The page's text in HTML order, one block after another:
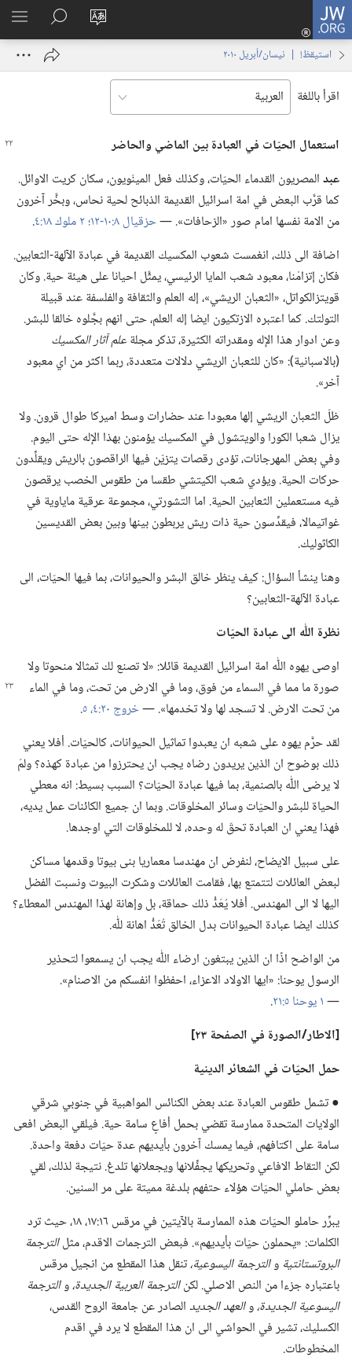
JW.ORG
تغيير
الموقع
تسجيل
الدخول
نافذة
البحث
في
JW.‎ORG
استيقظ‏!‏ | ‏‎نيسان/أبريل‏ ‏‎٢٠١٠‏
اقرأ باللغة
استعمال الحيّات في العبادة بين الماضي والحاضر
عبدالمصريون القدماء الحيّات،‏ وكذلك فعل المينَويون،‏ سكان كريت الاوائل.‏
كما قرَّب البعض في امة اسرائيل القديمة الذبائح لحية نحاس،‏ وبخَّر آخرون
من الامة نفسها امام صور «الزحافات».‏ —‏حزقيال ٨:‏١٠-‏١٢؛‏
‏.‏
اضافة الى ذلك،‏ انغمست شعوب المكسيك القديمة في عبادة الآلهة-‏الثعابين.‏
فكان إتزامْنا،‏ معبود شعب المايا الرئيسي،‏ يمثَّل احيانا على هيئة حية.‏ وكان
قويتزالكواتل،‏ «الثعبان الريشي»،‏ إله العلم والثقافة والفلسفة عند قبيلة
التولتك.‏ كما اعتبره الازتكيون ايضا إله العلم،‏ حتى انهم بجَّلوه خالقا للبشر.‏
وعن ادوار هذا الإله ومقدراته الكثيرة،‏ تذكر مجلةعلم آثار المكسيك
‏(‏بالاسبانية)‏:‏ «كان للثعبان الريشي دلالات متعددة،‏ ربما اكثر من اي معبود
آخر».‏
ظلّ الثعبان الريشي إلها معبودا عند حضارات وسط اميركا طوال قرون.‏ ولا
يزال شعبا الكورا والويتشول في المكسيك يؤمنون بهذا الإله حتى اليوم.‏
وفي بعض المهرجانات،‏ تؤدى رقصات يتزيّن فيها الراقصون بالريش ويقلِّدون
حركات الحية.‏ ويؤدي شعب الكيتشي طقسا من طقوس الخصب يرقصون
فيه مستعملين الثعابين الحية.‏ اما التشورتي،‏ مجموعة عرقية ماياوية في
غواتيمالا،‏ فيقدِّسون حية ذات ريش يربطون بينها وبين بعض القديسين
الكاثوليك.‏
وهنا ينشأ السؤال:‏ كيف ينظر خالق البشر والحيوانات،‏ بما فيها الحيّات،‏ الى
عبادة الآلهة-‏الثعابين؟‏
نظرة اللّٰه الى عبادة الحيّات
اوصى يهوه اللّٰه امة اسرائيل القديمة قائلا:‏ «لا تصنع لك تمثالا منحوتا ولا
صورة ما مما في السماء من فوق،‏وما في الارض من تحت،‏ وما في الماء
من تحت الارض.‏ لا تسجد لها ولا تخدمها».‏ —‏خروج ٢٠:‏٤،‏ ٥
‏.‏
لقد حرَّم يهوه على شعبه ان يعبدوا تماثيل الحيوانات،‏ كالحيّات.‏ أفلا يعني
ذلك بوضوح ان الذين يريدون رضاه يجب ان يحترزوا من عبادة كهذه؟‏ ولمَ
لا يرضى اللّٰه بالصنمية،‏ بما فيها عبادة الحيّات؟‏ السبب بسيط:‏ انه معطي
الحياة للبشر والحيّات وسائر المخلوقات.‏ وبما ان جميع الكائنات عمل يديه،‏
فهذا يعني ان العبادة تحقّ له وحده،‏ لا للمخلوقات التي اوجدها.‏
على سبيل الايضاح،‏ لنفرض ان مهندسا معماريا بنى بيوتا وقدمها مساكن
لبعض العائلات لتتمتع بها،‏ فقامت العائلات وشكرت البيوت ونسبت الفضل
اليها لا الى المهندس.‏ أفلا يُعَدُّ ذلك حماقة،‏ بل وإهانة لهذا المهندس المعطاء؟‏
كذلك ايضا عبادة الحيوانات بدل الخالق تُعَدُّ اهانة للّٰه.‏
من الواضح اذًا ان الذين يبتغون ارضاء اللّٰه يجب ان يسمعوا لتحذير
الرسول يوحنا:‏ «ايها الاولاد الاعزاء،‏ احفظوا انفسكم من الاصنام».‏
—‏١ يوحنا ٥:‏٢١
‏.‏
‏[الاطار/‏الصورة في الصفحة ٢٣]‏
حمل الحيّات في الشعائر الدينية
● تشمل طقوس العبادة عند بعض الكنائس المواهبية في جنوبي شرقي
الولايات المتحدة ممارسة تقضي بحمل أفاعٍ سامة حية.‏ فيلقي البعض افعى
سامة على اكتافهم،‏ فيما يمسك آخرون بأيديهم عدة حيّات دفعة واحدة.‏
لكن التقاط الافاعي وتحريكها يجفِّلانها ويجعلانها تلدغ.‏ نتيجة لذلك،‏ لقي
بعض حاملي الحيّات هؤلاء حتفهم بلدغة مميتة على مر السنين.‏
يبرِّر حاملو الحيّات هذه الممارسة بالآيتين في مرقس ١٦:‏١٧،‏ ١٨،‏ حيث ترد
الكلمات:‏ «يحملون حيّات بأيديهم».‏ فبعض الترجمات الاقدم،‏ مثلالترجمة
البروتستانتية والترجمة اليسوعية،‏تنقل هذا المقطع من انجيل مرقس
باعتباره جزءا من النص الاصلي.‏ لكنالترجمة العربية الجديدة،‏والترجمة
اليسوعية الجديدة،‏والعهد الجديد الصادر عن جامعة الروح القدس،‏
الكسليك،‏ تشير في الحواشي الى ان هذا المقطع لا يرد في اقدم
المخطوطات.‏